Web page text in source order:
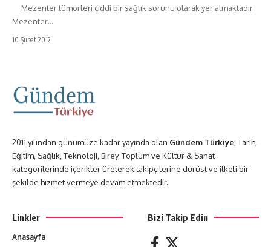
Mezenter tümörleri ciddi bir sağlık sorunu olarak yer almaktadır.
Mezenter…
10 Şubat 2012
2011 yılından günümüze kadar yayında olan Gündem Türkiye; Tarih,
Eğitim, Sağlık, Teknoloji, Birey, Toplum ve Kültür & Sanat
kategorilerinde içerikler üreterek takipçilerine dürüst ve ilkeli bir
şekilde hizmet vermeye devam etmektedir.
Linkler
Anasayfa
Bizi Takip Edin